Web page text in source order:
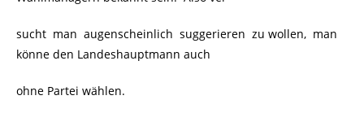
sucht man augenscheinlich suggerieren zu wollen, man
könne den Landeshauptmann auch
ohne Partei wählen.